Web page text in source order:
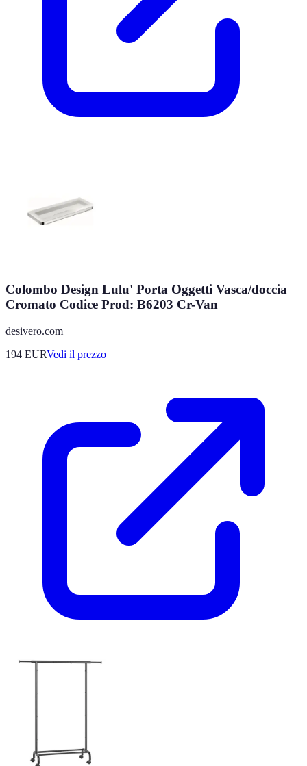
Colombo Design Lulu' Porta Oggetti Vasca/doccia
Cromato Codice Prod: B6203 Cr-Van
desivero.com
194 EURVedi il prezzo